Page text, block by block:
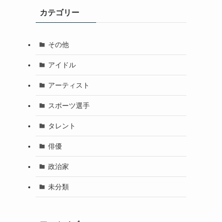
カテゴリー
その他
アイドル
アーティスト
スポーツ選手
タレント
俳優
政治家
未分類